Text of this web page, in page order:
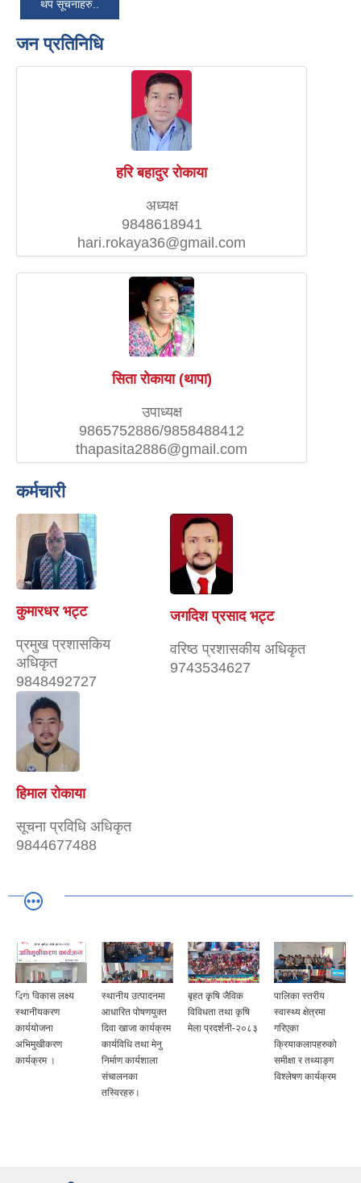
थप सूचनाहरु..
जन प्रतिनिधि
हरि बहादुर राेकाया
अध्यक्ष
9848618941
hari.rokaya36@gmail.com
सिता राेकाया (थापा)
उपाध्यक्ष
9865752886/9858488412
thapasita2886@gmail.com
कर्मचारी
कुमारधर भट्ट
प्रमुख प्रशासकिय
अधिकृत
9848492727
जगदिश प्रसाद भट्ट
वरिष्ठ प्रशासकीय अधिकृत
9743534627
हिमाल राेकाया
सूचना प्रविधि अधिकृत
9844677488
दिगो विकास लक्ष्य
स्थानीयकरण
कार्ययोजना
अभिमुखीकरण
कार्यक्रम ।
स्थानीय उत्पादनमा
आधारित पोषणयुक्त
दिवा खाजा कार्यक्रम
कार्यविधि तथा मेनु
निर्माण कार्यशाला
संचालनका
तस्विरहरु।
बृहत कृषि जैविक
विविधता तथा कृषि
मेला प्रदर्शनी-२०८३
पालिका स्तरीय
स्वास्थ्य क्षेत्रमा
गरिएका
क्रियाकलापहरुको
समीक्षा र तथ्याङ्ग
विश्लेषण कार्यक्रम